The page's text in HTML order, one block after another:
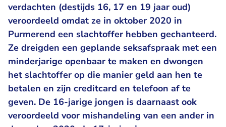
verdachten (destijds 16, 17 en 19 jaar oud)
veroordeeld omdat ze in oktober 2020 in
Purmerend een slachtoffer hebben gechanteerd.
Ze dreigden een geplande seksafspraak met een
minderjarige openbaar te maken en dwongen
het slachtoffer op die manier geld aan hen te
betalen en zijn creditcard en telefoon af te
geven. De 16-jarige jongen is daarnaast ook
veroordeeld voor mishandeling van een ander in